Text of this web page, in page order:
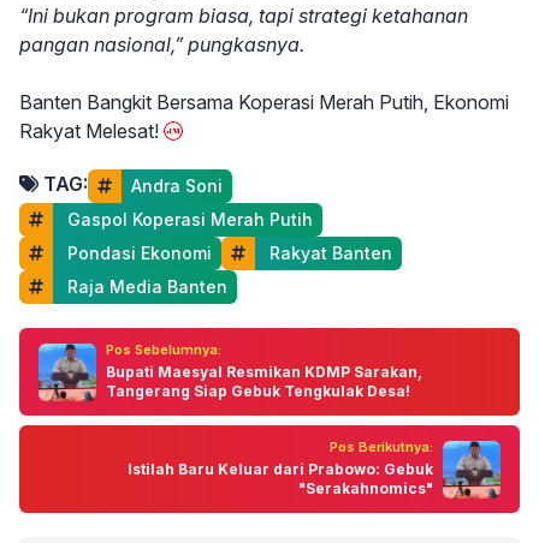
“Ini bukan program biasa, tapi strategi ketahanan
pangan nasional,” pungkasnya.
Banten Bangkit Bersama Koperasi Merah Putih, Ekonomi
Rakyat Melesat!
TAG:
Andra Soni
Gaspol Koperasi Merah Putih
Pondasi Ekonomi
Rakyat Banten
Raja Media Banten
Pos Sebelumnya:
Bupati Maesyal Resmikan KDMP Sarakan,
Tangerang Siap Gebuk Tengkulak Desa!
Pos Berikutnya:
Istilah Baru Keluar dari Prabowo: Gebuk
"Serakahnomics"